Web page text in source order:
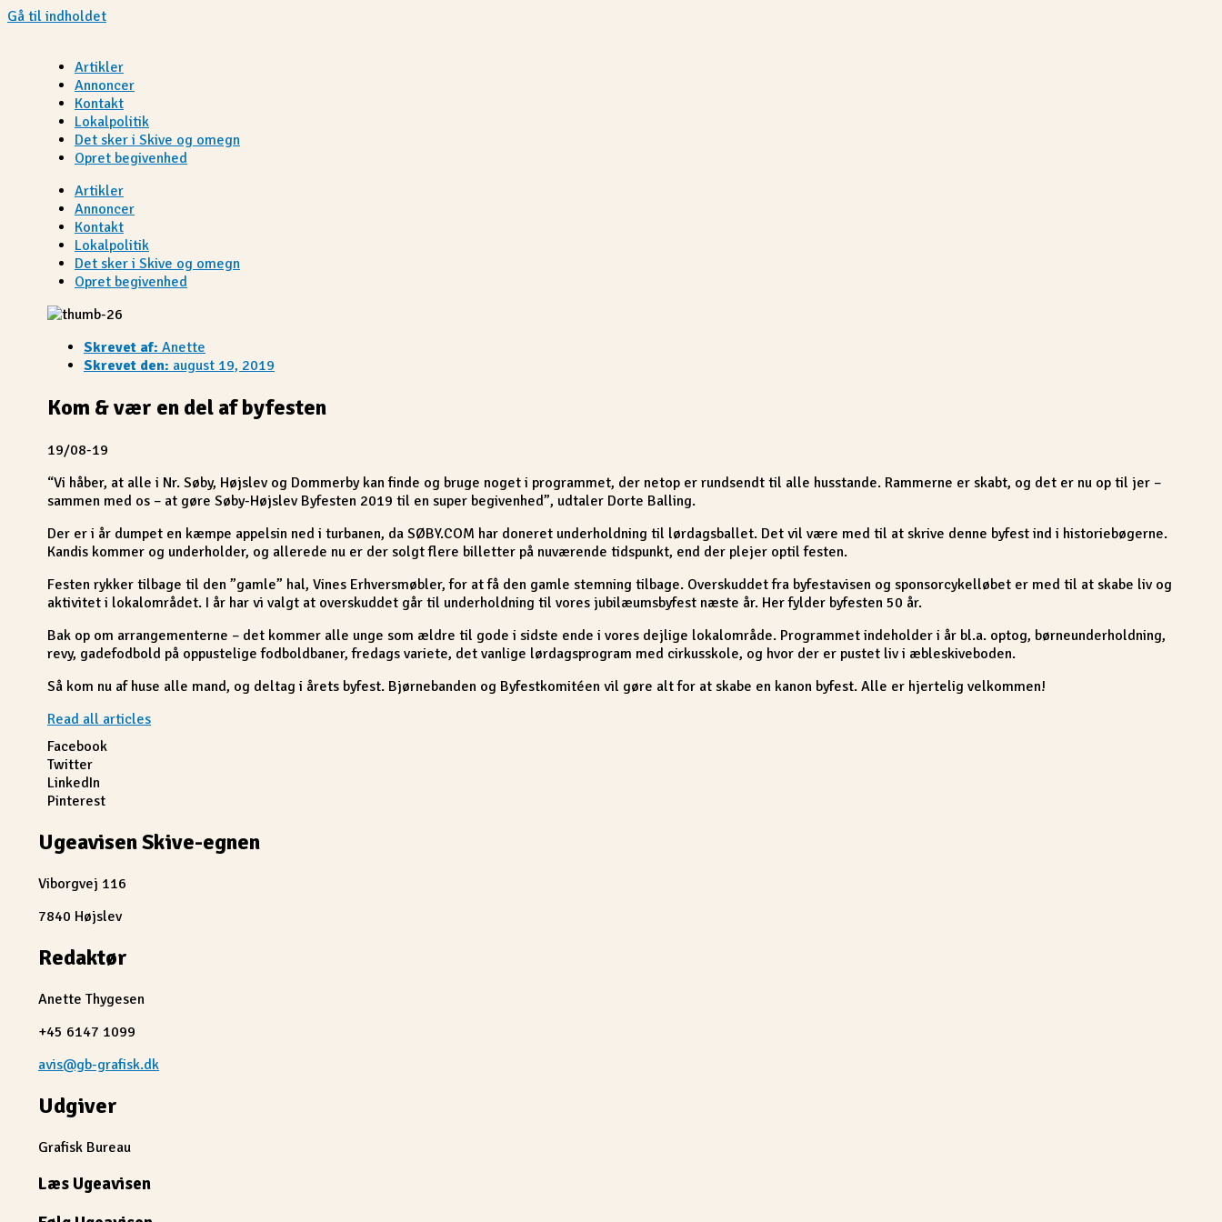
Gå til indholdet
Artikler
Annoncer
Kontakt
Lokalpolitik
Det sker i Skive og omegn
Opret begivenhed
Artikler
Annoncer
Kontakt
Lokalpolitik
Det sker i Skive og omegn
Opret begivenhed
Skrevet af: Anette
Skrevet den: august 19, 2019
Kom & vær en del af byfesten
19/08-19
“Vi håber, at alle i Nr. Søby, Højslev og Dommerby kan finde og bruge noget i programmet, der netop er rundsendt til alle husstande. Rammerne er skabt, og det er nu op til jer –
sammen med os – at gøre Søby-Højslev Byfesten 2019 til en super begivenhed”, udtaler Dorte Balling.
Der er i år dumpet en kæmpe appelsin ned i turbanen, da SØBY.COM har doneret underholdning til lørdagsballet. Det vil være med til at skrive denne byfest ind i historiebøgerne.
Kandis kommer og underholder, og allerede nu er der solgt flere billetter på nuværende tidspunkt, end der plejer optil festen.
Festen rykker tilbage til den ”gamle” hal, Vines Erhversmøbler, for at få den gamle stemning tilbage. Overskuddet fra byfestavisen og sponsorcykelløbet er med til at skabe liv og
aktivitet i lokalområdet. I år har vi valgt at overskuddet går til underholdning til vores jubilæumsbyfest næste år. Her fylder byfesten 50 år.
Bak op om arrangementerne – det kommer alle unge som ældre til gode i sidste ende i vores dejlige lokalområde. Programmet indeholder i år bl.a. optog, børneunderholdning,
revy, gadefodbold på oppustelige fodboldbaner, fredags variete, det vanlige lørdagsprogram med cirkusskole, og hvor der er pustet liv i æbleskiveboden.
Så kom nu af huse alle mand, og deltag i årets byfest. Bjørnebanden og Byfestkomitéen vil gøre alt for at skabe en kanon byfest. Alle er hjertelig velkommen!
Read all articles
Facebook
Twitter
LinkedIn
Pinterest
Ugeavisen Skive-egnen
Viborgvej 116
7840 Højslev
Redaktør
Anette Thygesen
+45 6147 1099
avis@gb-grafisk.dk
Udgiver
Grafisk Bureau
Læs Ugeavisen